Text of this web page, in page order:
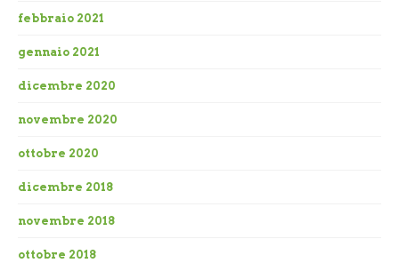
febbraio 2021
gennaio 2021
dicembre 2020
novembre 2020
ottobre 2020
dicembre 2018
novembre 2018
ottobre 2018